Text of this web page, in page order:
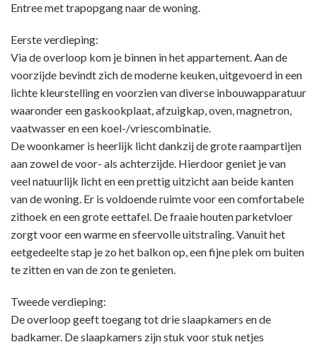
Entree met trapopgang naar de woning.
Eerste verdieping:
Via de overloop kom je binnen in het appartement. Aan de
voorzijde bevindt zich de moderne keuken, uitgevoerd in een
lichte kleurstelling en voorzien van diverse inbouwapparatuur
waaronder een gaskookplaat, afzuigkap, oven, magnetron,
vaatwasser en een koel-/vriescombinatie.
De woonkamer is heerlijk licht dankzij de grote raampartijen
aan zowel de voor- als achterzijde. Hierdoor geniet je van
veel natuurlijk licht en een prettig uitzicht aan beide kanten
van de woning. Er is voldoende ruimte voor een comfortabele
zithoek en een grote eettafel. De fraaie houten parketvloer
zorgt voor een warme en sfeervolle uitstraling. Vanuit het
eetgedeelte stap je zo het balkon op, een fijne plek om buiten
te zitten en van de zon te genieten.
Tweede verdieping:
De overloop geeft toegang tot drie slaapkamers en de
badkamer. De slaapkamers zijn stuk voor stuk netjes